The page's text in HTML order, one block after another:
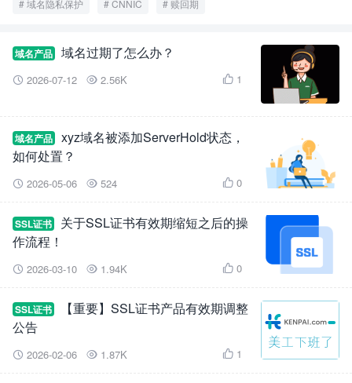
域名隐私保护 CNNIC 赎回期
域名产品 域名过期了怎么办？
 2026-07-12  2.56K  1
域名产品
xyz域名被添加ServerHold状态，
如何处置？
 2026-05-06  524  0
SSL证书
关于SSL证书有效期缩短之后的操
作流程！
 2026-03-10  1.94K  0
SSL证书
【重要】SSL证书产品有效期调整
公告
 2026-02-06  1.87K  1